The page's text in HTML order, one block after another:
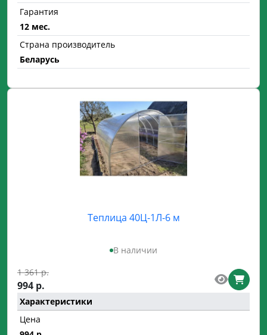
Гарантия
12 мес.
Страна производитель
Беларусь
Теплица 40Ц-1Л-6 м
В наличии
1 361 р.
994 р.
Характеристики
Цена